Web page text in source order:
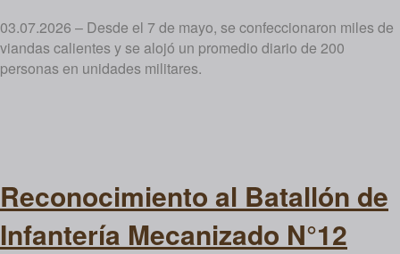
03.07.2026 – Desde el 7 de mayo, se confeccionaron miles de
viandas calientes y se alojó un promedio diario de 200
personas en unidades militares.
Reconocimiento al Batallón de
Infantería Mecanizado N°12